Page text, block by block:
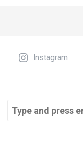
:
Instagram
Search
for: